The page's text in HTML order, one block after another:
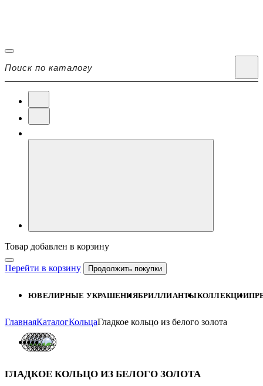
Товар добавлен в корзину
Перейти в корзину Продолжить покупки
ЮВЕЛИРНЫЕ УКРАШЕНИЯБРИЛЛИАНТЫКОЛЛЕКЦИИ
ГлавнаяКаталогКольцаГладкое кольцо из белого золота
ГЛАДКОЕ КОЛЬЦО ИЗ БЕЛОГО ЗОЛОТА